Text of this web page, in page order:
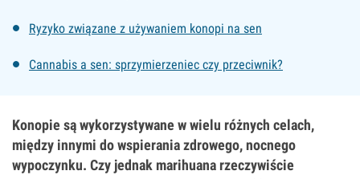
Ryzyko związane z używaniem konopi na sen
Cannabis a sen: sprzymierzeniec czy przeciwnik?
Konopie są wykorzystywane w wielu różnych celach,
między innymi do wspierania zdrowego, nocnego
wypoczynku. Czy jednak marihuana rzeczywiście